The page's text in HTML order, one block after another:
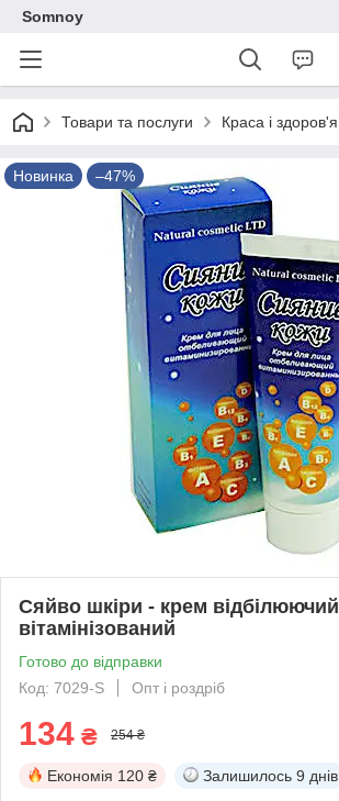
Somnoy
Товари та послуги Краса і здоров'я
Новинка –47%
Сяйво шкіри - крем відбілюючий
вітамінізований
Готово до відправки
Код: 7029-S
Опт і роздріб
134 ₴ 254 ₴
Економія 120 ₴ Залишилось 9 днів